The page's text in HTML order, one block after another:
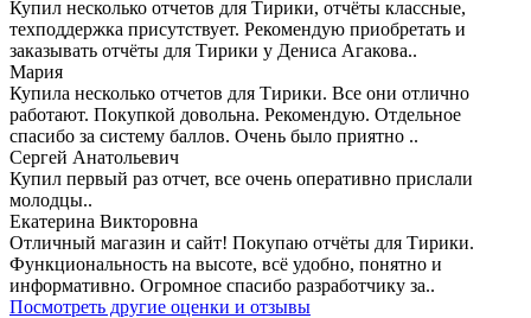
Купил несколько отчетов для Тирики, отчёты классные,
техподдержка присутствует. Рекомендую приобретать и
заказывать отчёты для Тирики у Дениса Агакова..
Мария
Купила несколько отчетов для Тирики. Все они отлично
работают. Покупкой довольна. Рекомендую. Отдельное
спасибо за систему баллов. Очень было приятно ..
Сергей Анатольевич
Купил первый раз отчет, все очень оперативно прислали
молодцы..
Екатерина Викторовна
Отличный магазин и сайт! Покупаю отчёты для Тирики.
Функциональность на высоте, всё удобно, понятно и
информативно. Огромное спасибо разработчику за..
Посмотреть другие оценки и отзывы